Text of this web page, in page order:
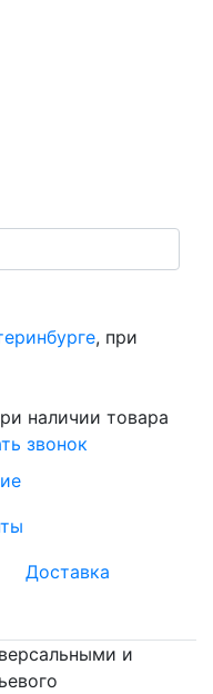
, при
наличии товара
звонок
Доставка
и